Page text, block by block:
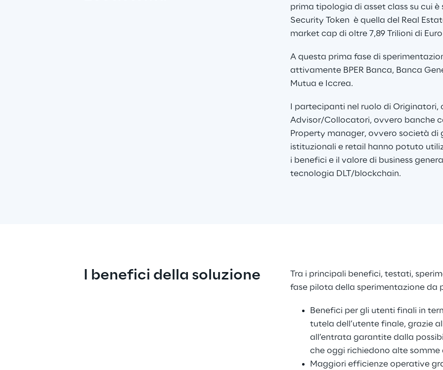
prima tipologia di asset class su cui
Security Token  è quella del Real
market cap di oltre 7,89 Trilioni di Euro
A questa prima fase di
attivamente BPER Banca, Banca
Mutua e Iccrea.
I partecipanti nel ruolo di
Advisor/Collocatori, ovvero banche
Property manager, ovvero società
istituzionali e retail hanno potuto
i benefici e il valore di business
tecnologia DLT/blockchain.
I benefici della soluzione
Tra i principali benefici, testati,
fase pilota della sperimentazione da
Benefici per gli utenti finali in
tutela dell’utente finale, grazie
all’entrata garantite dalla
che oggi richiedono alte somme
Maggiori efficienze operative